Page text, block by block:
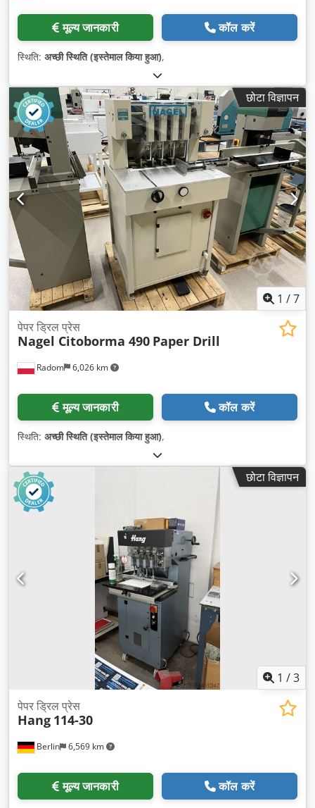
मूल्य जानकारी कॉल करें
स्थिति: अच्छी स्थिति (इस्तेमाल किया हुआ),
छोटा विज्ञापन
1 /7
Radom 6,026 km
पेपर ड्रिल प्रेस
Nagel Citoborma 490 Paper Drill
मूल्य जानकारी कॉल करें
स्थिति: अच्छी स्थिति (इस्तेमाल किया हुआ),
छोटा विज्ञापन
1 /3
Berlin 6,569 km
पेपर ड्रिल प्रेस
Hang 114-30
मूल्य जानकारी कॉल करें